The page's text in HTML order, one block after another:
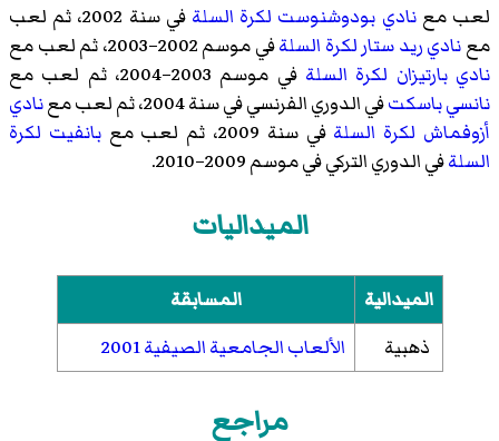
لعب معنادي بودوشنوست لكرة السلة
في سنة 2002، ثم لعب
معنادي ريد ستار لكرة السلةفي موسم 2002–2003، ثم لعب مع
نادي بارتيزان لكرة السلة في موسم 2003–2004، ثم لعب مع
نانسي باسكتفي الدوري الفرنسي في سنة 2004، ثم لعب مع
نادي
أزوفماش لكرة السلة في سنة 2009، ثم لعب مع
بانفيت لكرة
السلةفي الدوري التركي في موسم 2009–2010.
الميداليات
الميدالية
المسابقة
ذهبية
الألعاب الجامعية الصيفية 2001
مراجع